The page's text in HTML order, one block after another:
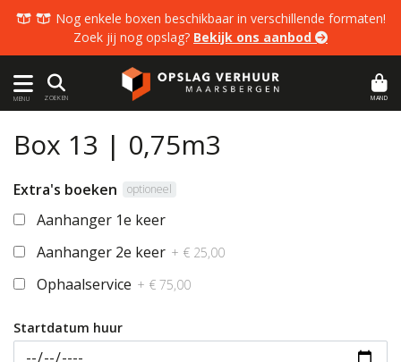
  Nog enkele boxen beschikbaar in verschillende formaten!
Zoek jij nog opslag? Bekijk ons aanbod 
MENU ZOEKEN MAND
Box 13 | 0,75m3
Extra's boeken optioneel
Aanhanger 1e keer
Aanhanger 2e keer + € 25,00
Ophaalservice + € 75,00
Startdatum huur